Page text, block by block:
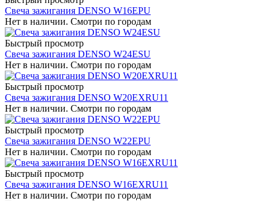
Свеча зажигания DENSO W16EPU
Нет в наличии. Смотри по городам
Быстрый просмотр
Свеча зажигания DENSO W24ESU
Нет в наличии. Смотри по городам
Быстрый просмотр
Свеча зажигания DENSO W20EXRU11
Нет в наличии. Смотри по городам
Быстрый просмотр
Свеча зажигания DENSO W22EPU
Нет в наличии. Смотри по городам
Быстрый просмотр
Свеча зажигания DENSO W16EXRU11
Нет в наличии. Смотри по городам